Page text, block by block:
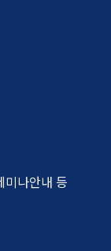
미나안내 등